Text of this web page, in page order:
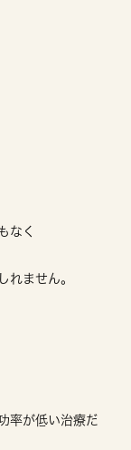
なく
れません。
率が低い治療だ